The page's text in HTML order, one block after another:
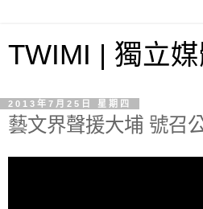
TWIMI | 獨立
2013年7月25日 星期四
藝文界聲援大埔 號召